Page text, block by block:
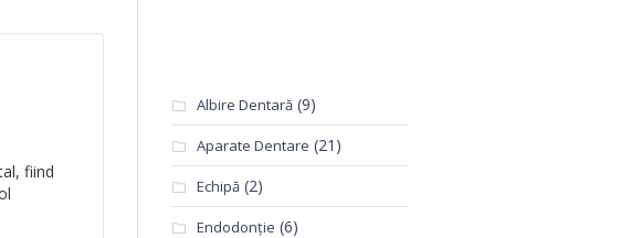
fiind
Albire Dentară(9)
Aparate Dentare (21)
Echipă(2)
Endodonție (6)